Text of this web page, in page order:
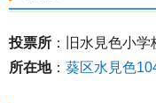
投票所 ：旧水見色小学
所在地： 葵区水見色